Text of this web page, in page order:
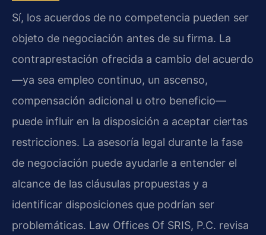
Sí, los acuerdos de no competencia pueden ser
objeto de negociación antes de su firma. La
contraprestación ofrecida a cambio del acuerdo
—ya sea empleo continuo, un ascenso,
compensación adicional u otro beneficio—
puede influir en la disposición a aceptar ciertas
restricciones. La asesoría legal durante la fase
de negociación puede ayudarle a entender el
alcance de las cláusulas propuestas y a
identificar disposiciones que podrían ser
problemáticas. Law Offices Of SRIS, P.C. revisa